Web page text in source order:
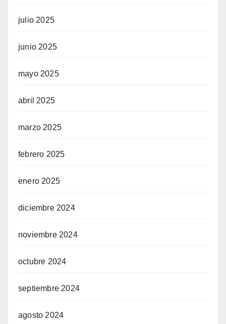
julio 2025
junio 2025
mayo 2025
abril 2025
marzo 2025
febrero 2025
enero 2025
diciembre 2024
noviembre 2024
octubre 2024
septiembre 2024
agosto 2024